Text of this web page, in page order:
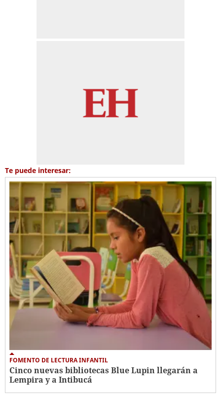
Te puede interesar:
FOMENTO DE LECTURA INFANTIL
Cinco nuevas bibliotecas Blue Lupin llegarán a
Lempira y a Intibucá